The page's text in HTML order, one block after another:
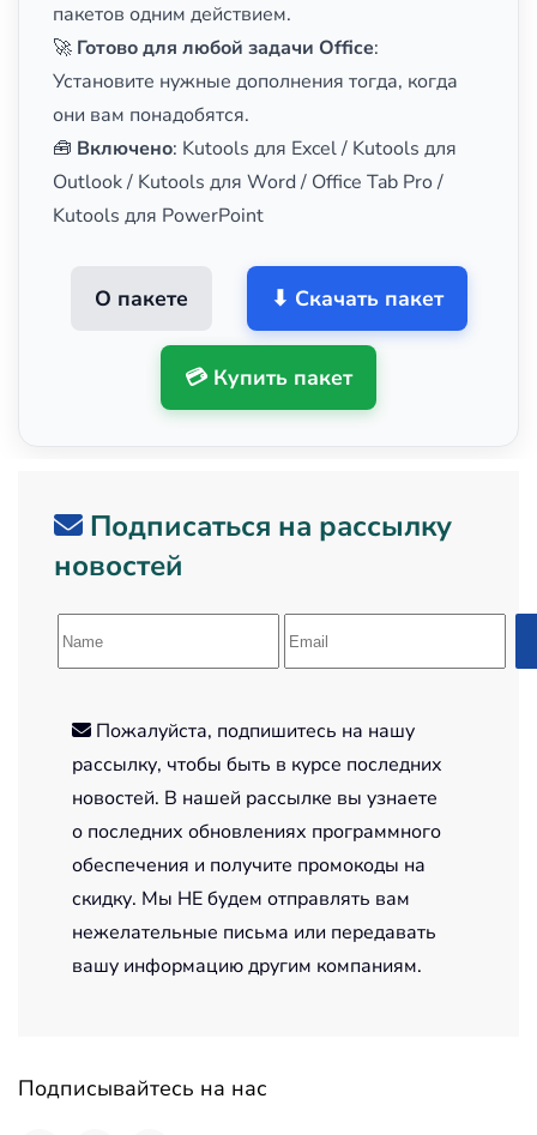
пакетов одним действием.
🚀 Готово для любой задачи Office:
Установите нужные дополнения тогда, когда
они вам понадобятся.
🧰 Включено: Kutools для Excel / Kutools для
Outlook / Kutools для Word / Office Tab Pro /
Kutools для PowerPoint
О пакете ⬇ Скачать пакет
💳 Купить пакет
Подписаться на рассылку
новостей
Пожалуйста, подпишитесь на нашу
рассылку, чтобы быть в курсе последних
новостей. В нашей рассылке вы узнаете
о последних обновлениях программного
обеспечения и получите промокоды на
скидку. Мы НЕ будем отправлять вам
нежелательные письма или передавать
вашу информацию другим компаниям.
Подписывайтесь на нас